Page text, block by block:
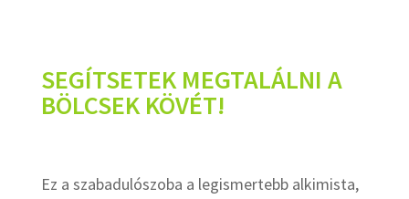
SEGÍTSETEK MEGTALÁLNI A
BÖLCSEK KÖVÉT!
Ez a szabadulószoba a legismertebb alkimista,